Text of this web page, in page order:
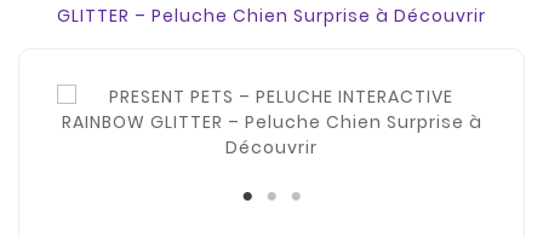
GLITTER – Peluche Chien Surprise à Découvrir